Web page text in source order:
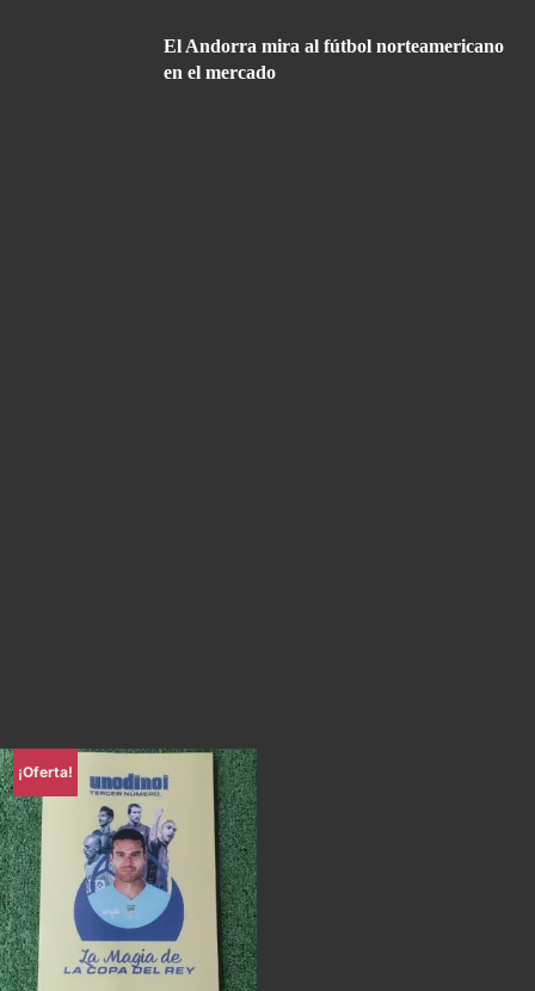
El Andorra mira al fútbol norteamericano
en el mercado
¡Oferta!